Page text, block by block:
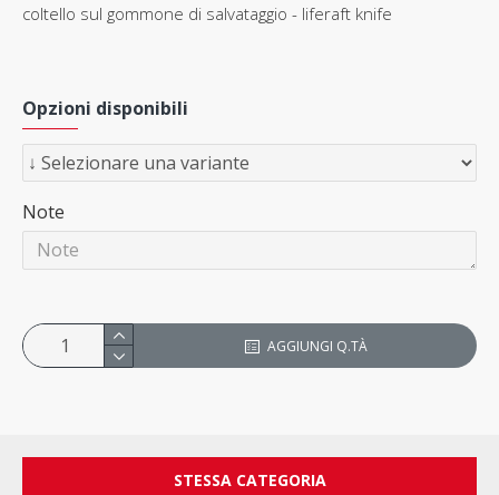
coltello sul gommone di salvataggio - liferaft knife
Opzioni disponibili
Note
AGGIUNGI Q.TÀ
STESSA CATEGORIA